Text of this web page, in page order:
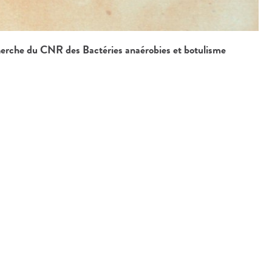
du CNR des Bactéries anaérobies et botulisme